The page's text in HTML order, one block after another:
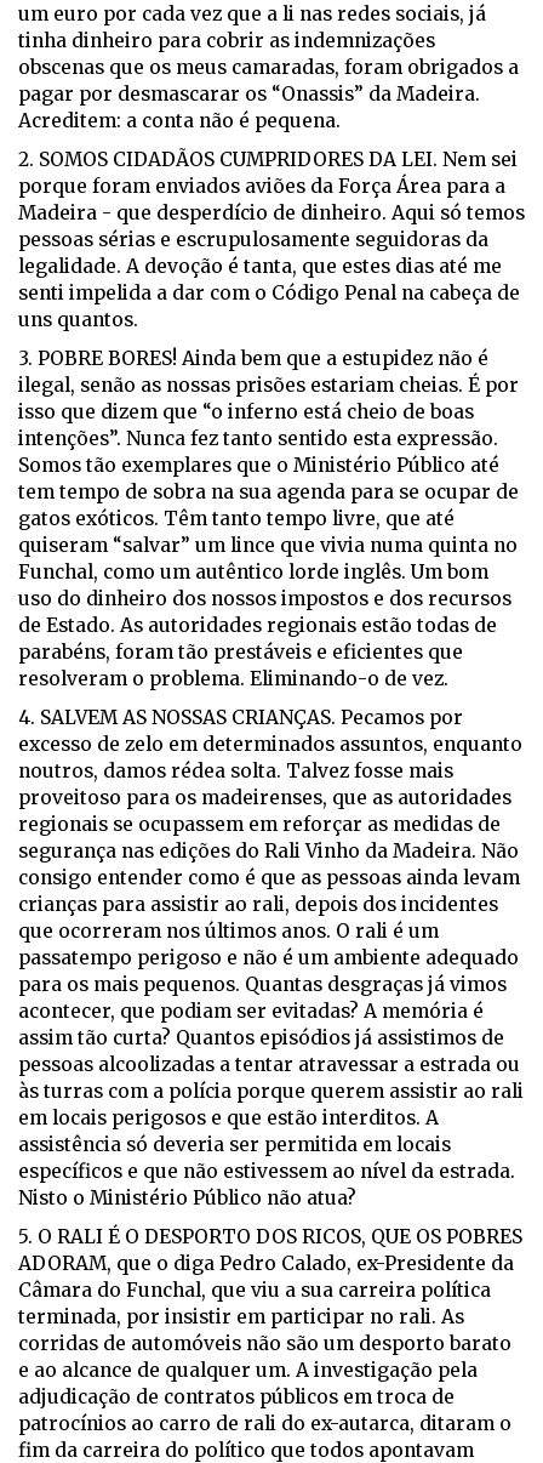
um euro por cada vez que a li nas redes sociais, já
tinha dinheiro para cobrir as indemnizações
obscenas que os meus camaradas, foram obrigados a
pagar por desmascarar os “Onassis” da Madeira.
Acreditem: a conta não é pequena.
2. SOMOS CIDADÃOS CUMPRIDORES DA LEI. Nem sei
porque foram enviados aviões da Força Área para a
Madeira - que desperdício de dinheiro. Aqui só temos
pessoas sérias e escrupulosamente seguidoras da
legalidade. A devoção é tanta, que estes dias até me
senti impelida a dar com o Código Penal na cabeça de
uns quantos.
3. POBRE BORES! Ainda bem que a estupidez não é
ilegal, senão as nossas prisões estariam cheias. É por
isso que dizem que “o inferno está cheio de boas
intenções”. Nunca fez tanto sentido esta expressão.
Somos tão exemplares que o Ministério Público até
tem tempo de sobra na sua agenda para se ocupar de
gatos exóticos. Têm tanto tempo livre, que até
quiseram “salvar” um lince que vivia numa quinta no
Funchal, como um autêntico lorde inglês. Um bom
uso do dinheiro dos nossos impostos e dos recursos
de Estado. As autoridades regionais estão todas de
parabéns, foram tão prestáveis e eficientes que
resolveram o problema. Eliminando-o de vez.
4. SALVEM AS NOSSAS CRIANÇAS. Pecamos por
excesso de zelo em determinados assuntos, enquanto
noutros, damos rédea solta. Talvez fosse mais
proveitoso para os madeirenses, que as autoridades
regionais se ocupassem em reforçar as medidas de
segurança nas edições do Rali Vinho da Madeira. Não
consigo entender como é que as pessoas ainda levam
crianças para assistir ao rali, depois dos incidentes
que ocorreram nos últimos anos. O rali é um
passatempo perigoso e não é um ambiente adequado
para os mais pequenos. Quantas desgraças já vimos
acontecer, que podiam ser evitadas? A memória é
assim tão curta? Quantos episódios já assistimos de
pessoas alcoolizadas a tentar atravessar a estrada ou
às turras com a polícia porque querem assistir ao rali
em locais perigosos e que estão interditos. A
assistência só deveria ser permitida em locais
específicos e que não estivessem ao nível da estrada.
Nisto o Ministério Público não atua?
5. O RALI É O DESPORTO DOS RICOS, QUE OS POBRES
ADORAM, que o diga Pedro Calado, ex-Presidente da
Câmara do Funchal, que viu a sua carreira política
terminada, por insistir em participar no rali. As
corridas de automóveis não são um desporto barato
e ao alcance de qualquer um. A investigação pela
adjudicação de contratos públicos em troca de
patrocínios ao carro de rali do ex-autarca, ditaram o
fim da carreira do político que todos apontavam